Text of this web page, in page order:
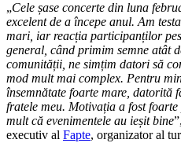
„Cele șase concerte din luna
excelent de a începe anul. Am
mari, iar reacția participanților
general, când primim semne atât
comunității, ne simțim datori să
mod mult mai complex. Pentru
însemnătate foarte mare, datorită
fratele meu. Motivația a fost
mult că evenimentele au ieșit bine
executiv al Fapte, organizator al